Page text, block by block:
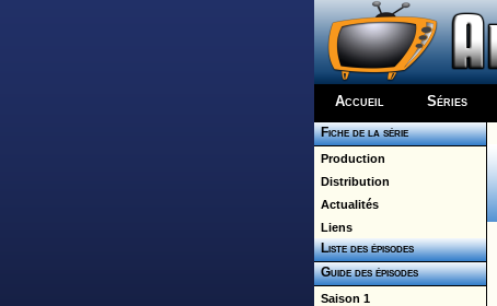
Accueil Séries
Fiche de la série
Production
Distribution
Actualités
Liens
Liste des épisodes
Guide des épisodes
Saison 1